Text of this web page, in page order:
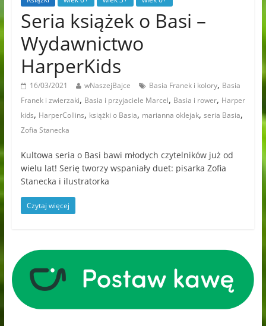
Seria książek o Basi –
Wydawnictwo
HarperKids
16/03/2021 wNaszejBajce Basia Franek i kolory, Basia
Franek i zwierzaki, Basia i przyjaciele Marcel, Basia i rower, Harper
kids, HarperCollins, książki o Basia, marianna oklejak, seria Basia,
Zofia Stanecka
Kultowa seria o Basi bawi młodych czytelników już od
wielu lat! Serię tworzy wspaniały duet: pisarka Zofia
Stanecka i ilustratorka
Czytaj więcej